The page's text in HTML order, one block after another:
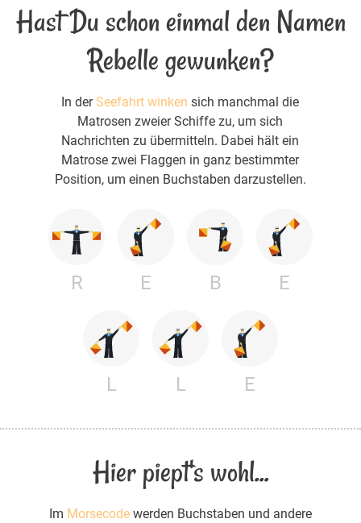
Hast Du schon einmal den Namen
Rebelle gewunken?
In derSeefahrt winken sich manchmal die
Matrosen zweier Schiffe zu, um sich
Nachrichten zu übermitteln. Dabei hält ein
Matrose zwei Flaggen in ganz bestimmter
Position, um einen Buchstaben darzustellen.
R E B E
L L E
Hier piept's wohl...
Im Morsecodewerden Buchstaben und andere